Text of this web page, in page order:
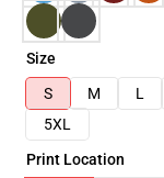
Size
S
M L
5XL
Print Location